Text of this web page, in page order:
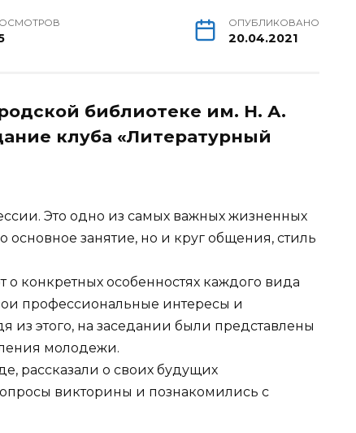
ОПУБЛИКОВАНО
20.04.2021
библиотеке им. Н. А.
клуба «Литературный
Это одно из самых важных жизненных
занятие, но и круг общения, стиль
конкретных особенностях каждого вида
профессиональные интересы и
из этого, на заседании были представлены
молодежи.
рассказали о своих будущих
викторины и познакомились с